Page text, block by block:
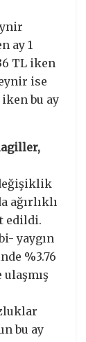
ay 1
TL iken
ise
bu ay
ağırlıklı
edildi.
yaygın
%3.76
ulaşmış
bu ay